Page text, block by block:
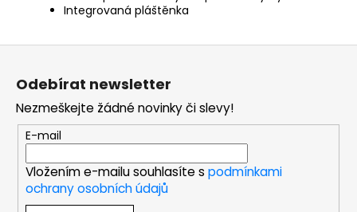
Integrovaná pláštěnka
Z
Odebírat newsletter
Nezmeškejte žádné novinky či slevy!
E-mail
Vložením e-mailu souhlasíte s podmínkami
ochrany osobních údajů